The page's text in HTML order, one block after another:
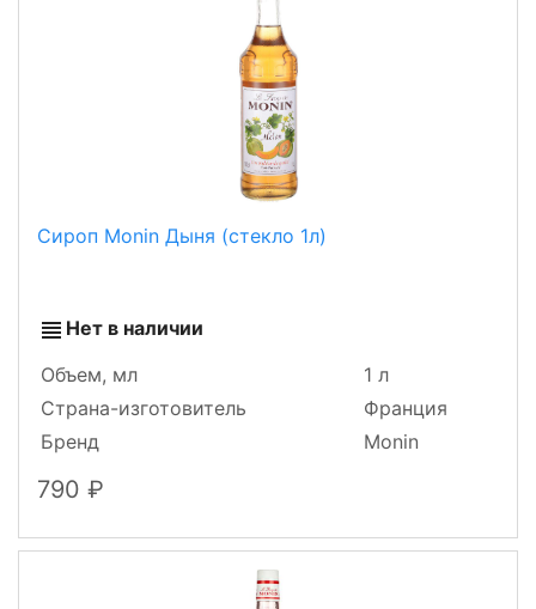
Сироп Monin Дыня (стекло 1л)
Нет в наличии
Объем, мл
1 л
Страна-изготовитель
Франция
Бренд
Monin
790